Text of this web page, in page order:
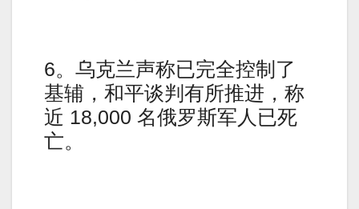
6。乌克兰声称已完全控制了
基辅，和平谈判有所推进，称
近 18,000 名俄罗斯军人已死
亡。